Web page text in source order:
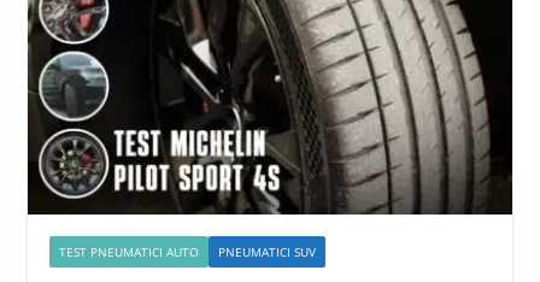
TEST PNEUMATICI AUTO PNEUMATICI SUV